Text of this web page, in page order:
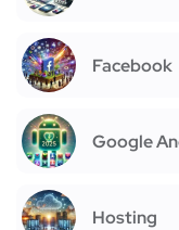
Facebook
Google
Hosting